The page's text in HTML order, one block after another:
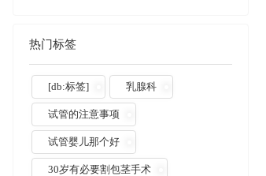
热门标签
[db:标签] 乳腺科
试管的注意事项
试管婴儿那个好
30岁有必要割包茎手术